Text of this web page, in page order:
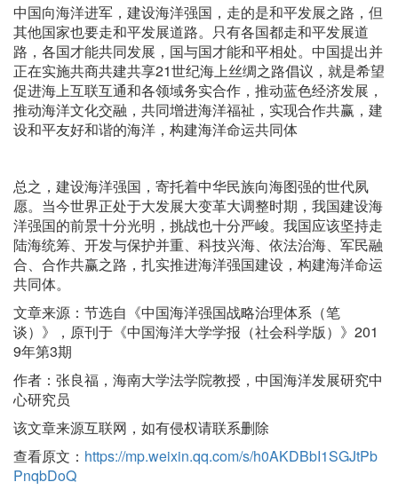
中国向海洋进军，建设海洋强国，走的是和平发展之路，但
其他国家也要走和平发展道路。只有各国都走和平发展道
路，各国才能共同发展，国与国才能和平相处。中国提出并
正在实施共商共建共享21世纪海上丝绸之路倡议，就是希望
促进海上互联互通和各领域务实合作，推动蓝色经济发展，
推动海洋文化交融，共同增进海洋福祉，实现合作共赢，建
设和平友好和谐的海洋，构建海洋命运共同体
总之，建设海洋强国，寄托着中华民族向海图强的世代夙
愿。当今世界正处于大发展大变革大调整时期，我国建设海
洋强国的前景十分光明，挑战也十分严峻。我国应该坚持走
陆海统筹、开发与保护并重、科技兴海、依法治海、军民融
合、合作共赢之路，扎实推进海洋强国建设，构建海洋命运
共同体。
文章来源：节选自《中国海洋强国战略治理体系（笔
谈）》，原刊于《中国海洋大学学报（社会科学版）》201
9年第3期
作者：张良福，海南大学法学院教授，中国海洋发展研究中
心研究员
该文章来源互联网，如有侵权请联系删除
查看原文： https://mp.weixin.qq.com/s/h0AKDBbI1SGJtPb
PnqbDoQ